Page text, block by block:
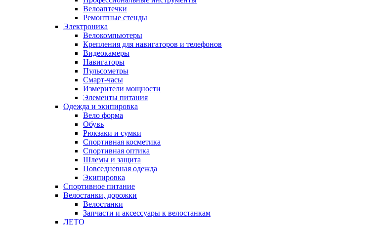
Велоаптечки
Ремонтные стенды
Электроника
Велокомпьютеры
Крепления для навигаторов и телефонов
Видеокамеры
Навигаторы
Пульсометры
Смарт-часы
Измерители мощности
Элементы питания
Одежда и экипировка
Вело форма
Обувь
Рюкзаки и сумки
Спортивная косметика
Спортивная оптика
Шлемы и защита
Повседневная одежда
Экипировка
Спортивное питание
Велостанки, дорожки
Велостанки
Запчасти и аксессуары к велостанкам
ЛЕТО